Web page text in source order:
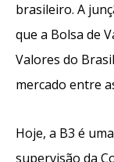
brasileiro. A
que a Bolsa de
Valores do
mercado entre
Hoje, a B3 é
supervisão da